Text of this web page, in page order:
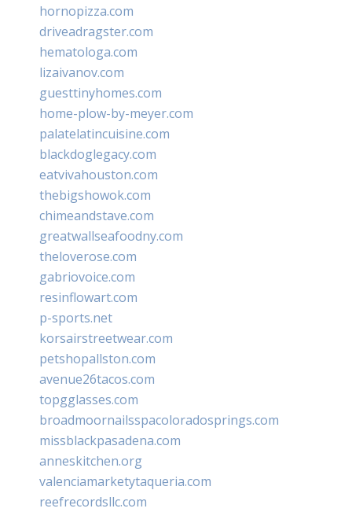
hornopizza.com
driveadragster.com
hematologa.com
lizaivanov.com
guesttinyhomes.com
home-plow-by-meyer.com
palatelatincuisine.com
blackdoglegacy.com
eatvivahouston.com
thebigshowok.com
chimeandstave.com
greatwallseafoodny.com
theloverose.com
gabriovoice.com
resinflowart.com
p-sports.net
korsairstreetwear.com
petshopallston.com
avenue26tacos.com
topgglasses.com
broadmoornailsspacoloradosprings.com
missblackpasadena.com
anneskitchen.org
valenciamarketytaqueria.com
reefrecordsllc.com